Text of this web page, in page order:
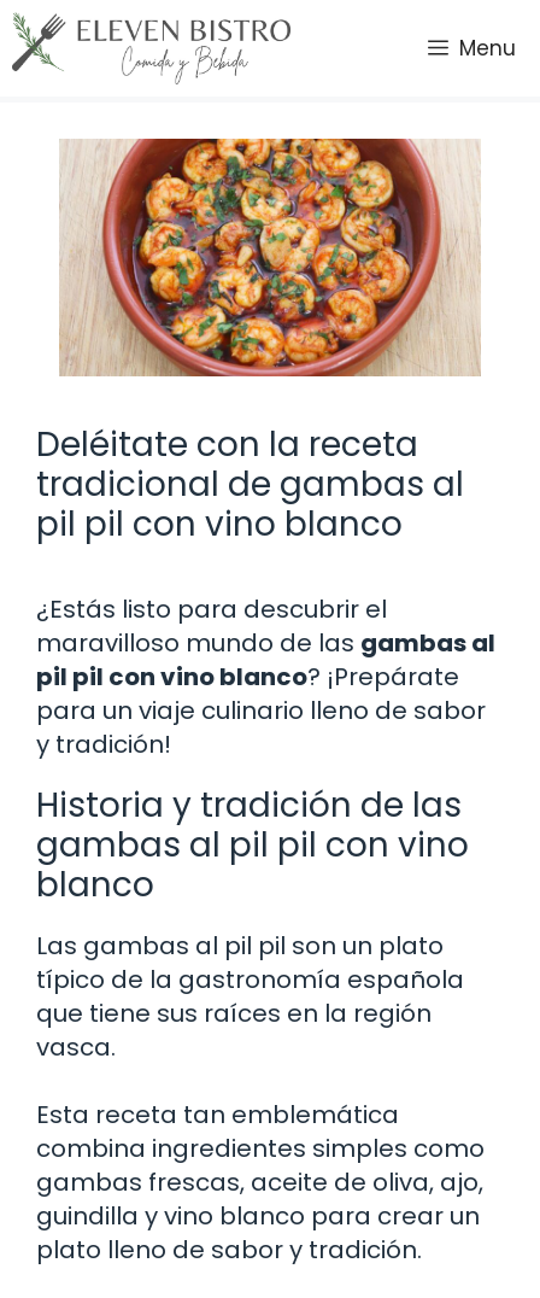
Saltar
al
contenido
Menu
Deléitate con la receta
tradicional de gambas al
pil pil con vino blanco
¿Estás listo para descubrir el
maravilloso mundo de las gambas al
pil pil con vino blanco? ¡Prepárate
para un viaje culinario lleno de sabor
y tradición!
Historia y tradición de las
gambas al pil pil con vino
blanco
Las gambas al pil pil son un plato
típico de la gastronomía española
que tiene sus raíces en la región
vasca.
Esta receta tan emblemática
combina ingredientes simples como
gambas frescas, aceite de oliva, ajo,
guindilla y vino blanco para crear un
plato lleno de sabor y tradición.